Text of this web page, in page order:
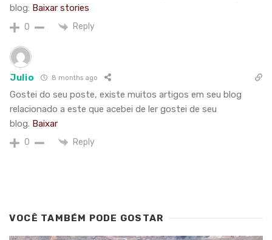
blog: Baixar stories
0 Reply
Julio 8 months ago
Gostei do seu poste, existe muitos artigos em seu blog
relacionado a este que acebei de ler gostei de seu
blog. Baixar
0 Reply
VOCÊ TAMBÉM PODE GOSTAR